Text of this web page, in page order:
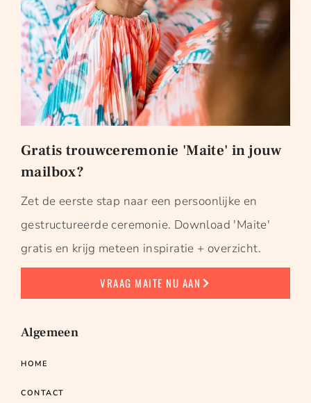
Gratis trouwceremonie 'Maite' in jouw
mailbox?
Zet de eerste stap naar een persoonlijke en
gestructureerde ceremonie. Download 'Maite'
gratis en krijg meteen inspiratie + overzicht.
VRAAG MAITE NU AAN
Algemeen
HOME
CONTACT